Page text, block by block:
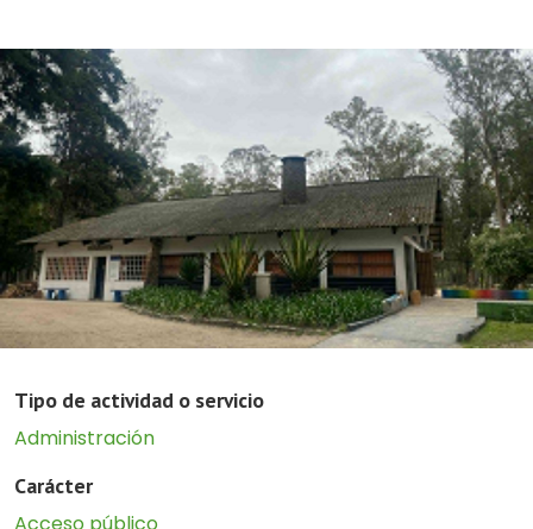
Tipo de actividad o servicio
Administración
Carácter